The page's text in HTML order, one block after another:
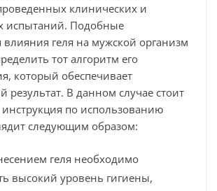
клинических и
испытаний. Подобные
влияния геля на мужской организм
тот алгоритм его
который обеспечивает
результат. В данном случае стоит
инструкция по использованию
следующим образом:
геля необходимо
высокий уровень гигиены,